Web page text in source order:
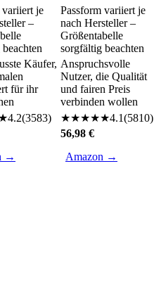
variiert je
–
Passform variiert je
nach Hersteller –
Größentabelle
sorgfältig beachten
Käufer,
für ihr
Anspruchsvolle
Nutzer, die Qualität
und fairen Preis
verbinden wollen
4.2(3583) ★★★★★4.1(5810)
56,98 €
→ Amazon →